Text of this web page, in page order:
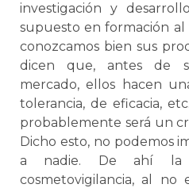
investigación y
supuesto en formación
conozcamos bien sus
dicen que, antes de
mercado, ellos hacen
tolerancia, de eficacia,
probablemente será un
Dicho esto, no podemos
a nadie. De ahí la
cosmetovigilancia, al no